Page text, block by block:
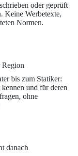
oder geprüft
Keine Werbetexte,
Normen.
Region
bis zum Statiker:
und für deren
ohne
danach